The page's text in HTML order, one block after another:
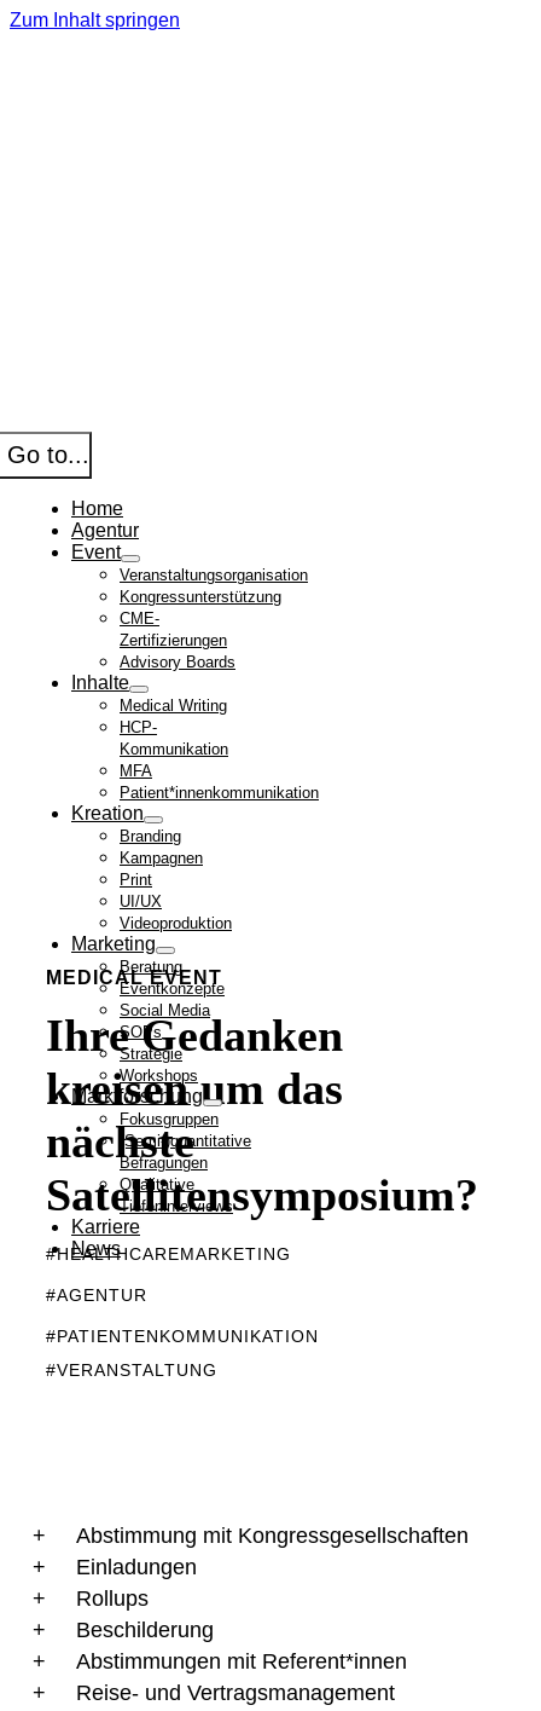
Zum Inhalt springen
Go to...
Home
Agentur
Event
Veranstaltungsorganisation
Kongressunterstützung
CME-
Zertifizierungen
Advisory Boards
Inhalte
Medical Writing
HCP-
Kommunikation
MFA
Patient*innenkommunikation
Kreation
Branding
Kampagnen
Print
UI/UX
Videoproduktion
Marketing
Beratung
Eventkonzepte
Social Media
SOPs
Strategie
Workshops
Marktforschung
Fokusgruppen
(Semi-)quantitative
Befragungen
Qualitative
Tiefeninterviews
Karriere
News
MEDICAL EVENT
Ihre Gedanken
kreisen um das
nächste
Satellitensymposium?
#HEALTHCAREMARKETING
#AGENTUR
#PATIENTENKOMMUNIKATION
#VERANSTALTUNG
Abstimmung mit Kongressgesellschaften
Einladungen
Rollups
Beschilderung
Abstimmungen mit Referent*innen
Reise- und Vertragsmanagement